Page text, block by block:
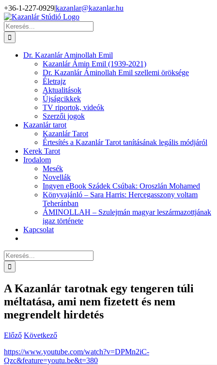
Kihagyás
+36-1-227-0929|kazanlar@kazanlar.hu
Facebook
YouTube
Keresés...
Dr. Kazanlár Aminollah Emil
Kazanlár Ámin Emil (1939-2021)
Dr. Kazanlár Áminollah Emil szellemi öröksége
Életrajz
Aktualitások
Újságcikkek
TV riportok, videók
Szerzői jogok
Kazanlár tarot
Kazanlár Tarot
Értesítés a Kazanlár Tarot tanításának legális módjáról
Kerek Tarot
Irodalom
Mesék
Novellák
Ingyen eBook Szádek Csúbak: Oroszlán Mohamed
Könyvajánló – Sara Harris: Hercegasszony voltam
Teheránban
ÁMINOLLAH – Szulejmán magyar leszármazottjának
igaz története
Kapcsolat
Keresés...
A Kazanlár tarotnak egy tengeren túli
méltatása, ami nem fizetett és nem
megrendelt hirdetés
Előző Következő
https://www.youtube.com/watch?v=DPMn2iC-
Qzc&feature=youtu.be&t=380